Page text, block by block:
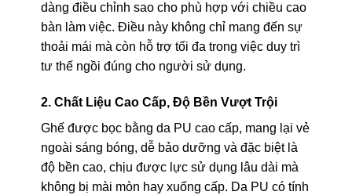
dàng điều chỉnh sao cho phù hợp với chiều cao
bàn làm việc. Điều này không chỉ mang đến sự
thoải mái mà còn hỗ trợ tối đa trong việc duy trì
tư thế ngồi đúng cho người sử dụng.
2. Chất Liệu Cao Cấp, Độ Bền Vượt Trội
Ghế được bọc bằng da PU cao cấp, mang lại vẻ
ngoài sáng bóng, dễ bảo dưỡng và đặc biệt là
độ bền cao, chịu được lực sử dụng lâu dài mà
không bị mài mòn hay xuống cấp. Da PU có tính